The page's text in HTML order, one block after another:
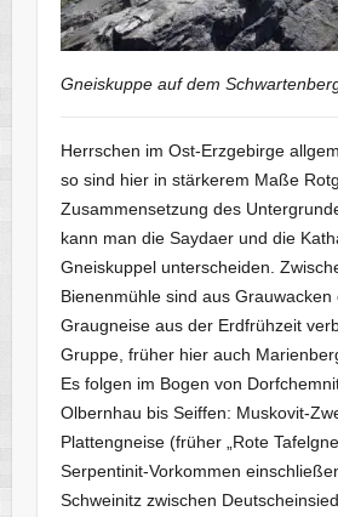
Gneiskuppe auf dem
Herrschen im Ost-Erzgebirge
so sind hier in stärkerem Maße
Zusammensetzung des
kann man die Saydaer und die
Gneiskuppel unterscheiden.
Bienenmühle sind aus
Graugneise aus der Erdfrühzeit
Gruppe, früher hier auch
Es folgen im Bogen von
Olbernhau bis Seiffen: Muskovit-
Plattengneise (früher „Rote
Serpentinit-Vorkommen
Schweinitz zwischen